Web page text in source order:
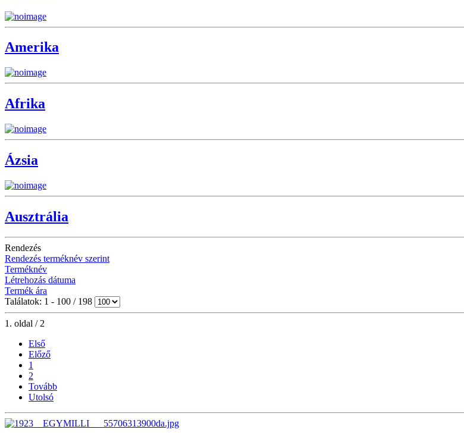
Amerika
Afrika
Ázsia
Ausztrália
Rendezés
Rendezés terméknév szerint
Terméknév
Létrehozás dátuma
Termék ára
Találatok: 1 - 100 / 198
1. oldal / 2
Első
Előző
1
2
Tovább
Utolsó